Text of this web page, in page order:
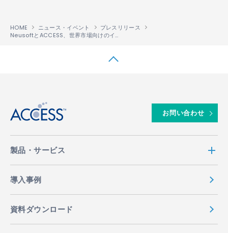
HOME ニュース・イベント
プレスリリース
NeusoftとACCESS、世界市場向けのインテリジェントなモビリティソリューションの提供に向けて、覚書を締結
お問い合わせ
製品・サービス
導入事例
資料ダウンロード